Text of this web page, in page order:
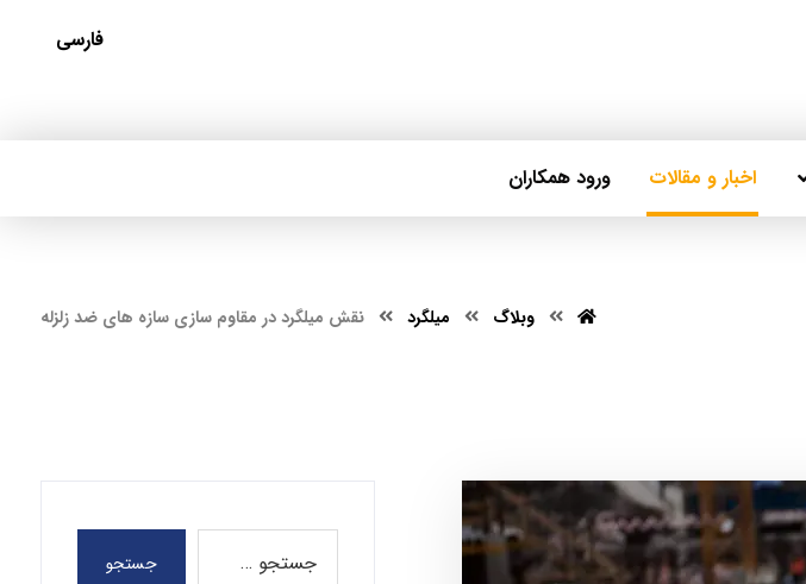
فارسی
اخبار و مقالات ورود همکاران
وبلاگ میلگرد نقش میلگرد در مقاوم سازی سازه های ضد زلزله
جستجو